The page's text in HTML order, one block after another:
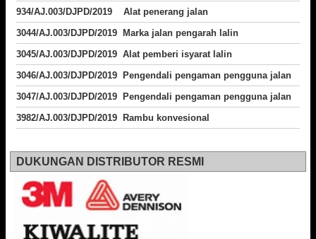
934/AJ.003/DJPD/2019 Alat penerang jalan
3044/AJ.003/DJPD/2019 Marka jalan pengarah lalin
3045/AJ.003/DJPD/2019 Alat pemberi isyarat lalin
3046/AJ.003/DJPD/2019 Pengendali pengaman pengguna jalan
3047/AJ.003/DJPD/2019 Pengendali pengaman pengguna jalan
3982/AJ.003/DJPD/2019 Rambu konvesional
DUKUNGAN DISTRIBUTOR RESMI